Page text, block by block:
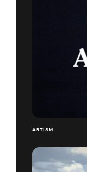
ARTISM